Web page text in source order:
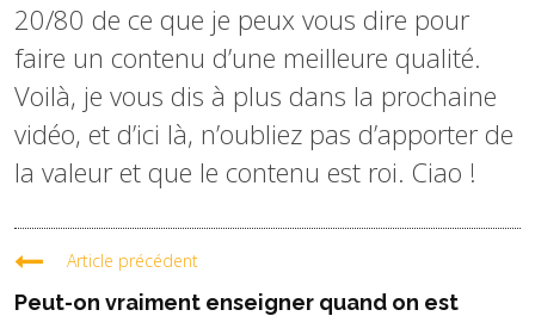
20/80 de ce que je peux vous dire pour
faire un contenu d’une meilleure qualité.
Voilà, je vous dis à plus dans la prochaine
vidéo, et d’ici là, n’oubliez pas d’apporter de
la valeur et que le contenu est roi. Ciao !
Article précédent
Peut-on vraiment enseigner quand on est